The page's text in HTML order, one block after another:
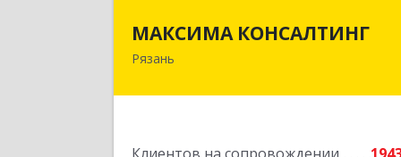
МАКСИМА КОНСАЛТИНГ
Рязань